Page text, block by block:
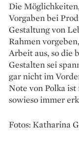
Die
Vorgaben bei
Gestaltung von
Rahmen
Arbeit aus, so die
Gestalten sei
gar nicht im
Note von Polka
sowieso immer
Fotos: Katharina